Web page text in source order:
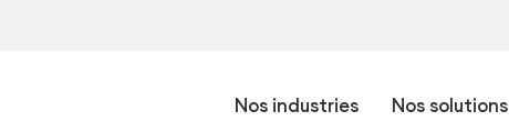
Nos industries Nos solutions